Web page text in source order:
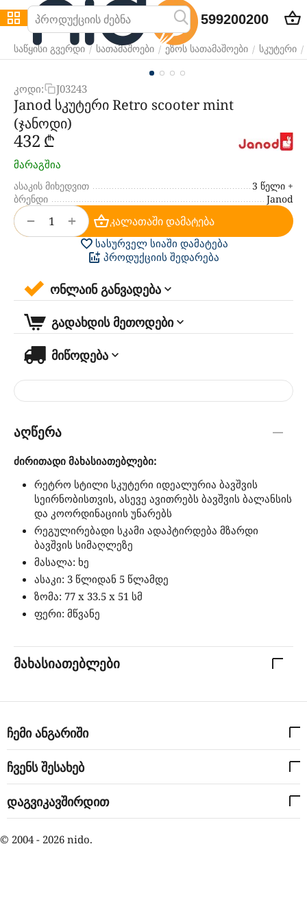
599200200
საწყისი გვერდი / სათამაშოები / ეზოს სათამაშოები / სკუტერი /
კოდი: J03243
Janod სკუტერი Retro scooter mint
(ჯანოდი)
‍432‍ ₾
მარაგშია
ასაკის მიხედვით
3 წელი +
ბრენდი
Janod
+
− კალათაში დამატება
სასურველ სიაში დამატება
პროდუქციის შედარება
ონლაინ განვადება
გადახდის მეთოდები
მიწოდება
აღწერა
ძირითადი მახასიათებლები:
რეტრო სტილი სკუტერი იდეალურია ბავშვის
სეირნობისთვის, ასევე ავითრებს ბავშვის ბალანსის
და კოორდინაციის უნარებს
რეგულირებადი სკამი ადაპტირდება მზარდი
ბავშვის სიმაღლეზე
მასალა: ხე
ასაკი: 3 წლიდან 5 წლამდე
ზომა: 77 x 33.5 x 51 სმ
ფერი: მწვანე
მახასიათებლები
ჩემი ანგარიში
ჩვენს შესახებ
დაგვიკავშირდით
© 2004 - 2026 nido.